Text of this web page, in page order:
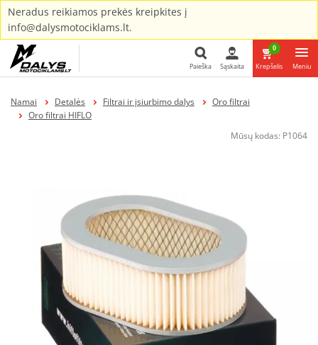
Neradus reikiamos prekės kreipkites į
info@dalysmotociklams.lt.
Paieška Sąskaita
0
Krepšelis Meniu
Namai Detalės Filtrai ir įsiurbimo dalys
Oro filtrai
Oro filtrai HIFLO
Mūsų kodas: P1064